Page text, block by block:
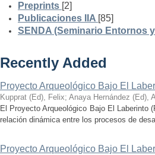
Preprints [2]
Publicaciones IIA [85]
SENDA (Seminario Entornos
Recently Added
Proyecto Arqueológico Bajo El
Kupprat (Ed), Felix; Anaya Hernández (Ed),
El Proyecto Arqueológico Bajo El Laberinto
relación dinámica entre los procesos de
Proyecto Arqueológico Bajo El